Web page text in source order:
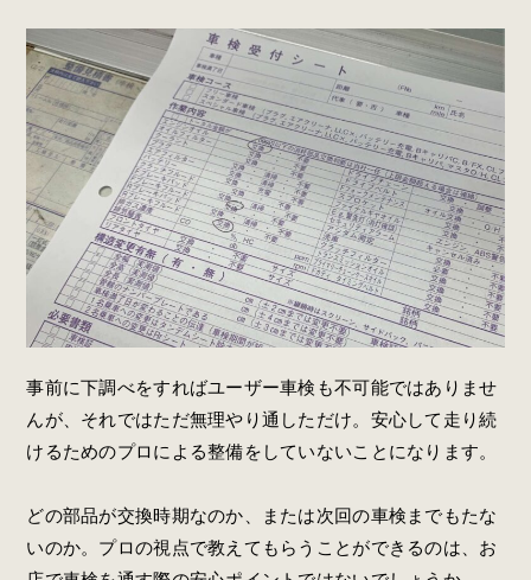
事前に下調べをすればユーザー車検も不可能ではありませ
んが、それではただ無理やり通しただけ。安心して走り続
けるためのプロによる整備をしていないことになります。
どの部品が交換時期なのか、または次回の車検までもたな
いのか。プロの視点で教えてもらうことができるのは、お